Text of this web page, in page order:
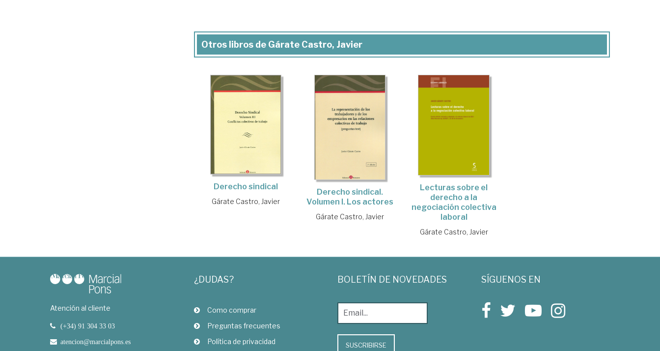
Otros libros de Gárate Castro, Javier
Derecho sindical
Gárate Castro, Javier
Derecho sindical.
Volumen I. Los actores
Gárate Castro, Javier
Lecturas sobre el
derecho a la
negociación colectiva
laboral
Gárate Castro, Javier
Atención al cliente
(+34) 91 304 33 03
atencion@marcialpons.es
¿DUDAS?
Como comprar
Preguntas frecuentes
Política de privacidad
BOLETÍN DE NOVEDADES
SUSCRIBIRSE
SÍGUENOS EN